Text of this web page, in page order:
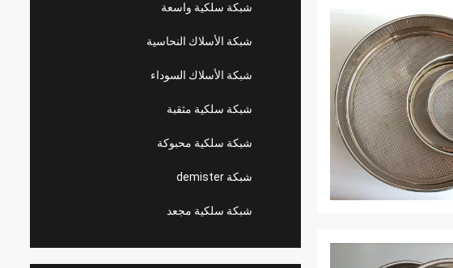
شبكة سلكية واسعة
شبكة الأسلاك النحاسية
شبكة الأسلاك السوداء
شبكة سلكية مثقبة
شبكة سلكية محبوكة
شبكة demister
شبكة سلكية مجعد